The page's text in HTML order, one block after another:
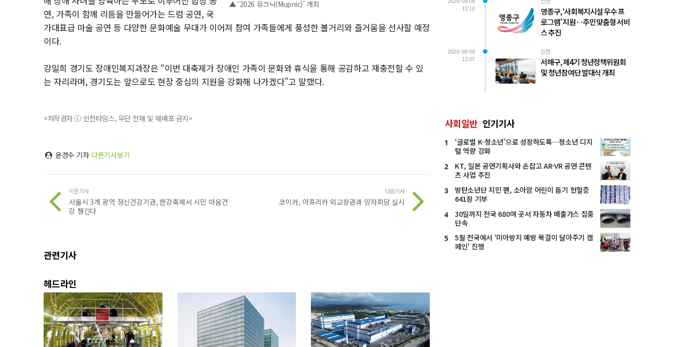
▲ ‘2026 뮤크닉(Mupnic)’ 개최
연, 가족이 함께 리듬을 만들어가는 드럼 공연, 국
가대표급 마술 공연 등 다양한 문화예술 무대가 이어져 참여 가족들에게 풍성한 볼거리와 즐거움을 선사할 예정
이다.
강일희 경기도 장애인복지과장은 “이번 대축제가 장애인 가족이 문화와 휴식을 통해 공감하고 재충전할 수 있
는 자리라며, 경기도는 앞으로도 현장 중심의 지원을 강화해 나가겠다”고 말했다.
<저작권자 ⓒ 인천타임스, 무단 전재 및 재배포 금지>
윤경수 기자 다른기사보기
이전기사
서울시 3개 광역 정신건강기관, 한강축제서 시민 마음건
강 챙긴다
다음기사
코이카, 아프리카 외교장관과 양자회담 실시
관련기사
헤드라인
13:10
영종구, ‘사회복지시설 우수 프
로그램’ 지원‥주민 맞춤형 서비
스 추진
2026-08-08
13:07
인천
서해구, 제4기 청년정책위원회
및 청년참여단 발대식 개최
사회일반 인기기사
1
‘글로벌 K-청소년’으로 성장하도록…청소년 디지
털 역량 강화
2
KT, 일본 공연기획사와 손잡고 AR·VR 공연 콘텐
츠 사업 추진
3
방탄소년단 지민 팬, 소아암 어린이 돕기 헌혈증
641장 기부
4
30일까지 전국 680여 곳서 자동차 배출가스 집중
단속
5
5월 전국에서 ‘미아방지 예방 목걸이 달아주기 캠
페인’ 진행